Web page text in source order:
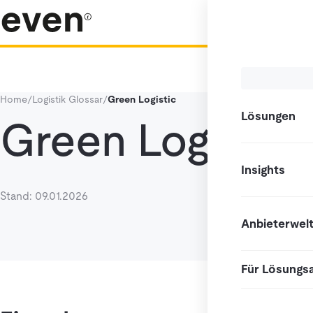
Lösungen
Insights
Anbieterwelt
Für
Home/Logistik Glossar/Green Logistic
Green Logistic
Stand: 09.01.2026